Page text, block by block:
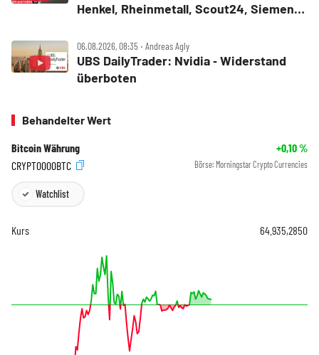
Henkel, Rheinmetall, Scout24, Siemens,
06.08.2026, 08:35 ‧ Andreas Agly
UBS DailyTrader: Nvidia ‑ Widerstand
überboten
Behandelter Wert
Bitcoin Währung +0,10%
CRYPT0000BTC
Börse: Morningstar Crypto Currencies
Watchlist
Kurs 64.935,2850